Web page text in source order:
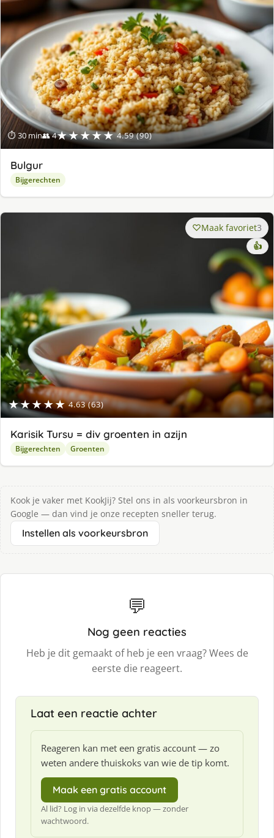
⏱ 30 min👥 4★★★★★ 4.59 (90)
Bulgur
Bijgerechten
★★★★★ 4.63 (63)
Maak favoriet3
👍
Karisik Tursu = div groenten in azijn
Bijgerechten Groenten
Kook je vaker met KookJij? Stel ons in als voorkeursbron in
Google — dan vind je onze recepten sneller terug.
Instellen als voorkeursbron
💬
Nog geen reacties
Heb je dit gemaakt of heb je een vraag? Wees de
eerste die reageert.
Laat een reactie achter
Reageren kan met een gratis account — zo
weten andere thuiskoks van wie de tip komt.
Maak een gratis account
Al lid? Log in via dezelfde knop — zonder
wachtwoord.